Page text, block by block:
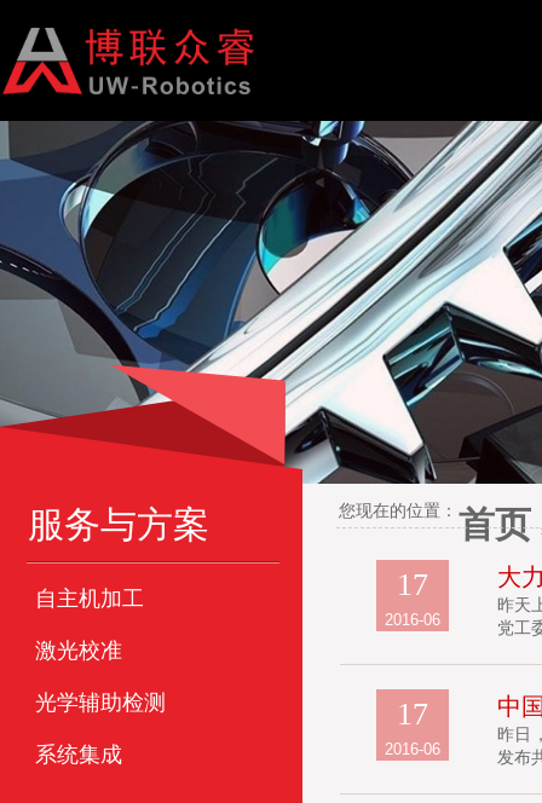
服务与方案 您现在的位置： 首页
17
2016-06
大
昨天
党工
17
2016-06
中
昨日
发布
自主机加工
激光校准
光学辅助检测
系统集成